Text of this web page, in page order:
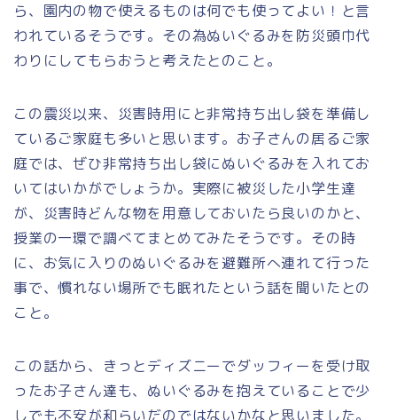
ら、園内の物で使えるものは何でも使ってよい！と言
われているそうです。その為ぬいぐるみを防災頭巾代
わりにしてもらおうと考えたとのこと。
この震災以来、災害時用にと非常持ち出し袋を準備し
ているご家庭も多いと思います。お子さんの居るご家
庭では、ぜひ非常持ち出し袋にぬいぐるみを入れてお
いてはいかがでしょうか。実際に被災した小学生達
が、災害時どんな物を用意しておいたら良いのかと、
授業の一環で調べてまとめてみたそうです。その時
に、お気に入りのぬいぐるみを避難所へ連れて行った
事で、慣れない場所でも眠れたという話を聞いたとの
こと。
この話から、きっとディズニーでダッフィーを受け取
ったお子さん達も、ぬいぐるみを抱えていることで少
しでも不安が和らいだのではないかなと思いました。